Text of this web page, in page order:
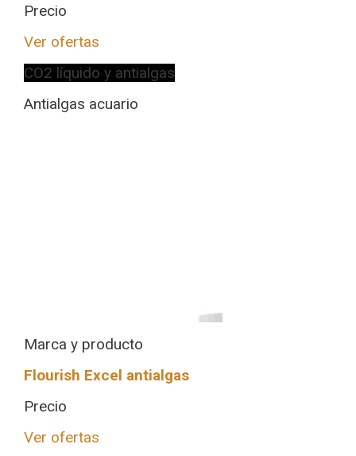
Precio
Ver ofertas
CO2 líquido y antialgas
Antialgas acuario
Marca y producto
Flourish Excel antialgas
Precio
Ver ofertas